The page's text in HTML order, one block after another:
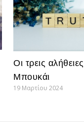
Οι τρεις
Μπουκάι
19 Μαρτίου 2024